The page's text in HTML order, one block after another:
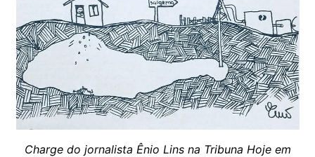
Charge do jornalista Ênio Lins na Tribuna Hoje em